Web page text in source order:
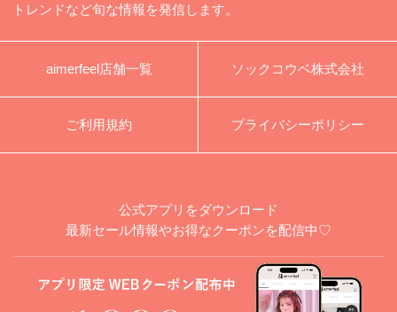
トレンドなど旬な情報を発信します。
aimerfeel店舗一覧 ソックコウベ株式会社
ご利用規約 プライバシーポリシー
公式アプリをダウンロード
最新セール情報やお得なクーポンを配信中♡